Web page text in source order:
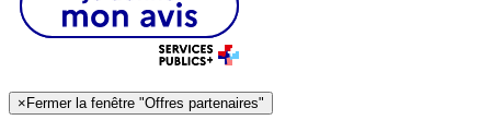
×Fermer la fenêtre "Offres partenaires"